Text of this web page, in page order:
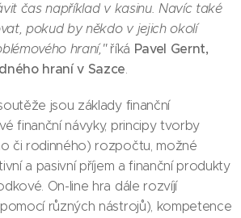
čas například v kasinu. Navíc také
pokud by někdo v jejich okolí
hraní," říká Pavel Gernt,
hraní v Sazce.
jsou základy finanční
finanční návyky, principy tvorby
či rodinného) rozpočtu, možné
a pasivní příjem a finanční produkty
On-line hra dále rozvíjí
různých nástrojů), kompetence